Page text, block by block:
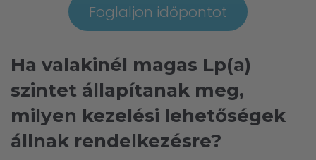
Foglaljon időpontot
Ha valakinél magas Lp(a)
szintet állapítanak meg,
milyen kezelési lehetőségek
állnak rendelkezésre?